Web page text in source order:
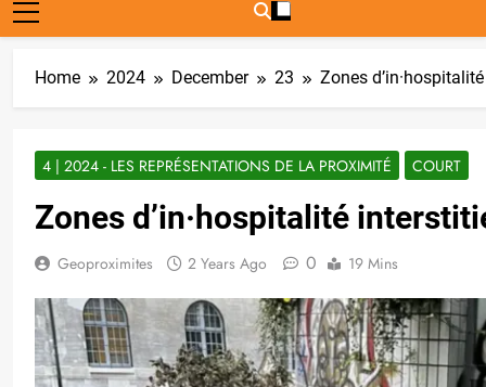
Home 2024 December 23 Zones
4 | 2024 - LES REPRÉSENTATIONS DE LA PROXIMITÉ COURT
Zones d’in·hospitalité
Geoproximites 2 Years Ago 0 19 Mins